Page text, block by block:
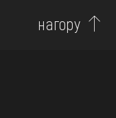
нагору